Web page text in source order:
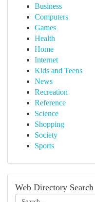
Business
Computers
Games
Health
Home
Internet
Kids and Teens
News
Recreation
Reference
Science
Shopping
Society
Sports
Web Directory Search